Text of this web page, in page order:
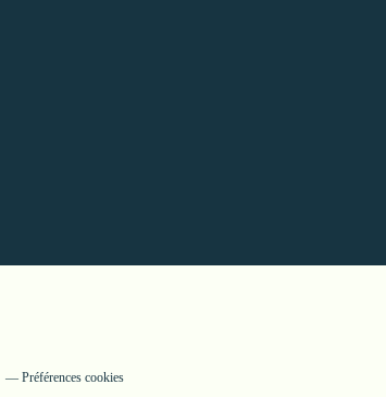
Préférences cookies